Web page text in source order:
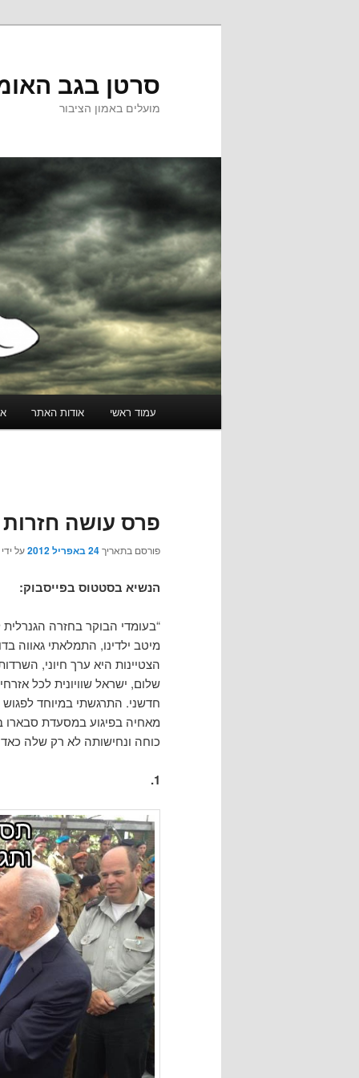
סרטן בגב
מועלים באמון הציבור
עמוד ראשי אודות האתר
פרס עושה חזרות
פורסם בתאריך24 באפריל 2012 על ידי
הנשיא בסטטוס בפייסבוק:
“בעומדי הבוקר בחזרה
מיטב ילדינו, התמלאתי גאווה
הצטיינות היא ערך חיוני,
שלום, ישראל שוויונית לכל
חדשני. התרגשתי במיוחד
מאחיה בפיגוע במסעדת סבארו
כוחה ונחישותה לא רק שלה
1.